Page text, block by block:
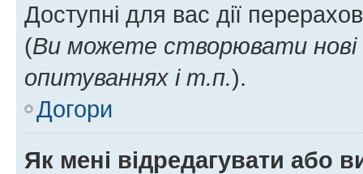
Доступні для вас дії
(Ви можете створювати
опитуваннях і т.п.).
Догори
Як мені відредагувати або